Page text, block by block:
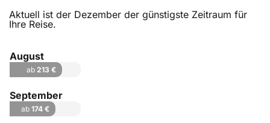
Aktuell ist der Dezember der günstigste Zeitraum für
Ihre Reise.
August
ab213 €
September
ab 174 €